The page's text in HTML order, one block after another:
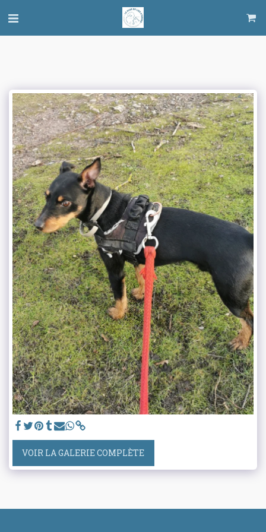
VOIR LA GALERIE COMPLÈTE